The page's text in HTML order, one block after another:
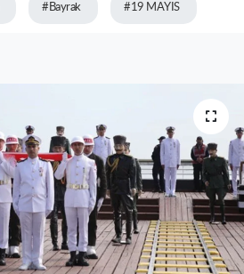
#Bayrak #19 MAYIS